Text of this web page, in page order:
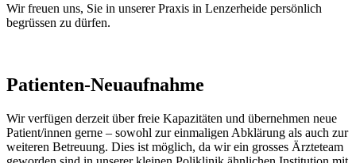
Wir freuen uns, Sie in unserer Praxis in Lenzerheide persönlich
begrüssen zu dürfen.
Patienten-Neuaufnahme
Wir verfügen derzeit über freie Kapazitäten und übernehmen neue
Patient/innen gerne – sowohl zur einmaligen Abklärung als auch zur
weiteren Betreuung. Dies ist möglich, da wir ein grosses Ärzteteam